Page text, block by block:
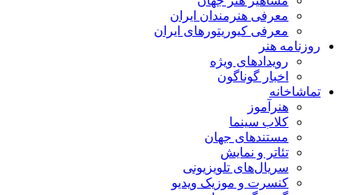
معرفی هنرمندان ایران
معرفی کیوریتورهای ایران
روزنامه هنر
رویدادهای ویژه
اخبار گوناگون
تماشاخانه
هنرآموز
کلاب سینما
مستندهای جهان
تئاتر و نمایش
سریال‌های تلویزیونی
کنسرت و موزیک ویدیو